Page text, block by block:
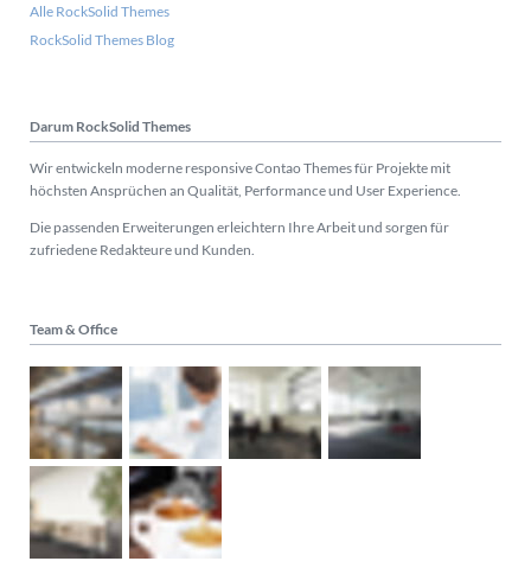
Alle RockSolid Themes
RockSolid Themes Blog
Darum RockSolid Themes
Wir entwickeln moderne responsive Contao Themes für Projekte mit
höchsten Ansprüchen an Qualität, Performance und User Experience.
Die passenden Erweiterungen erleichtern Ihre Arbeit und sorgen für
zufriedene Redakteure und Kunden.
Team & Office